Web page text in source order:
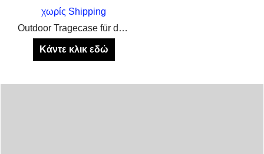
χωρίς Shipping
Outdoor Tragecase für die Cobra Fernbedienungen
Κάντε κλικ εδώ